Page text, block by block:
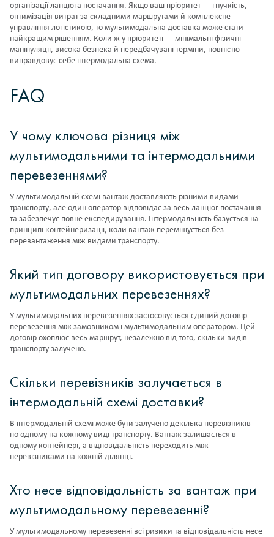
організації ланцюга постачання. Якщо ваш пріоритет — гнучкість,
оптимізація витрат за складними маршрутами й комплексне
управління логістикою, то мультимодальна доставка може стати
найкращим рішенням. Коли ж у пріоритеті — мінімальні фізичні
маніпуляції, висока безпека й передбачувані терміни, повністю
виправдовує себе інтермодальна схема.
FAQ
У чому ключова різниця між
мультимодальними та інтермодальними
перевезеннями?
У мультимодальній схемі вантаж доставляють різними видами
транспорту, але один оператор відповідає за весь ланцюг постачання
та забезпечує повне експедирування. Інтермодальність базується на
принципі контейнеризації, коли вантаж переміщується без
перевантаження між видами транспорту.
Який тип договору використовується при
мультимодальних перевезеннях?
У мультимодальних перевезеннях застосовується єдиний договір
перевезення між замовником і мультимодальним оператором. Цей
договір охоплює весь маршрут, незалежно від того, скільки видів
транспорту залучено.
Скільки перевізників залучається в
інтермодальній схемі доставки?
В інтермодальній схемі може бути залучено декілька перевізників —
по одному на кожному виді транспорту. Вантаж залишається в
одному контейнері, а відповідальність переходить між
перевізниками на кожній ділянці.
Хто несе відповідальність за вантаж при
мультимодальному перевезенні?
У мультимодальному перевезенні всі ризики та відповідальність несе